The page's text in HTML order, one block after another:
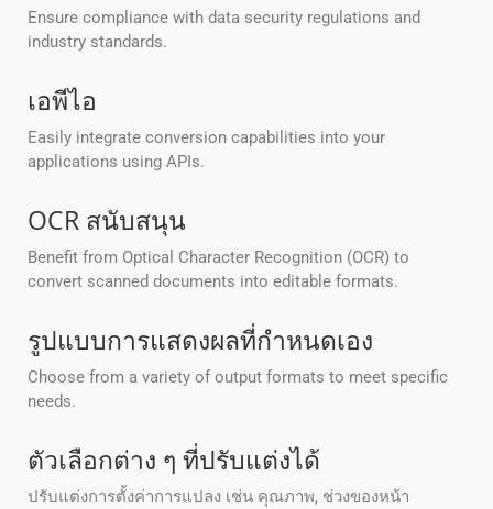
Ensure compliance with data security regulations and
industry standards.
เอพีไอ
Easily integrate conversion capabilities into your
applications using APIs.
OCR สนับสนุน
Benefit from Optical Character Recognition (OCR) to
convert scanned documents into editable formats.
รูปแบบการแสดงผลที่กําหนดเอง
Choose from a variety of output formats to meet specific
needs.
ตัวเลือกต่าง ๆ ที่ปรับแต่งได้
ปรับแต่งการตั้งค่าการแปลง เช่น คุณภาพ, ช่วงของหน้า